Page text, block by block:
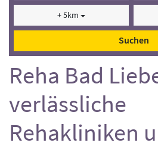
+ 5km
Suchen
Reha Bad
verlässliche
Rehakliniken